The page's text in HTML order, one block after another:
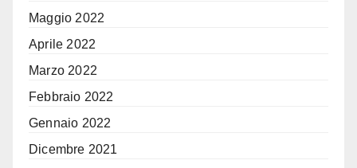
Maggio 2022
Aprile 2022
Marzo 2022
Febbraio 2022
Gennaio 2022
Dicembre 2021